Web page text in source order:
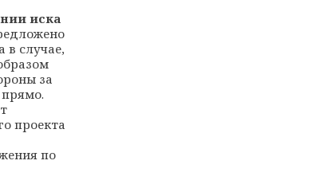
иска
в случае,
за
проекта
по